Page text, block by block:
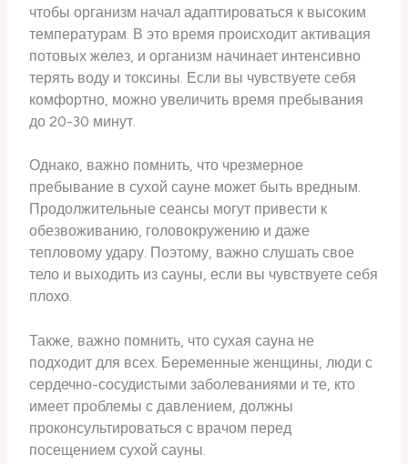
чтобы организм начал адаптироваться к высоким
температурам. В это время происходит активация
потовых желез, и организм начинает интенсивно
терять воду и токсины. Если вы чувствуете себя
комфортно, можно увеличить время пребывания
до 20-30 минут.
Однако, важно помнить, что чрезмерное
пребывание в сухой сауне может быть вредным.
Продолжительные сеансы могут привести к
обезвоживанию, головокружению и даже
тепловому удару. Поэтому, важно слушать свое
тело и выходить из сауны, если вы чувствуете себя
плохо.
Также, важно помнить, что сухая сауна не
подходит для всех. Беременные женщины, люди с
сердечно-сосудистыми заболеваниями и те, кто
имеет проблемы с давлением, должны
проконсультироваться с врачом перед
посещением сухой сауны.